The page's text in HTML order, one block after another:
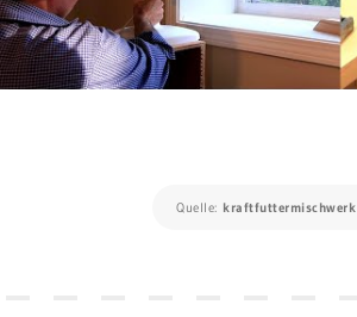
Quelle: kraftfuttermischwerk